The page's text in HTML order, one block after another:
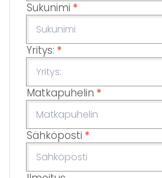
Sukunimi *
Yritys: *
Matkapuhelin *
Sähköposti *